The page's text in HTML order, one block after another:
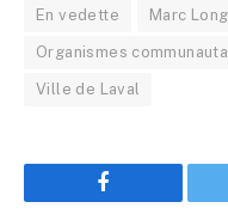
En vedette Marc
Organismes
Ville de Laval
Facebook